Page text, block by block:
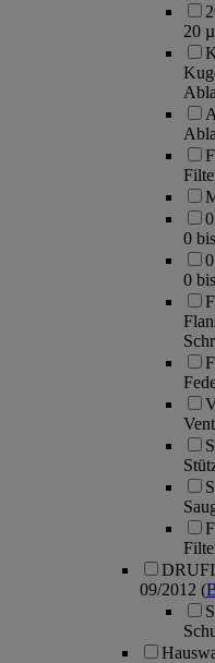
20
0
0
DRUFI
09/2012 (